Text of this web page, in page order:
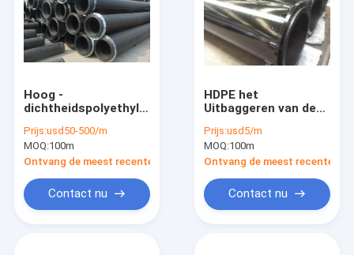
Hoog -
dichtheidspolyethyleen
HDPE van het het
Waterzand van de
Pijplossing de
Pompproject
Prijs:usd50-500/m
MOQ:100m
Ontvang de meest recente Prijs
Contact nu
HDPE het
Uitbaggeren van de
de
Pijpleidingswaterpijp
de
Baggermachinepijp
20400Mm
Prijs:usd5/m
MOQ:100m
Ontvang de meest recente
Contact nu